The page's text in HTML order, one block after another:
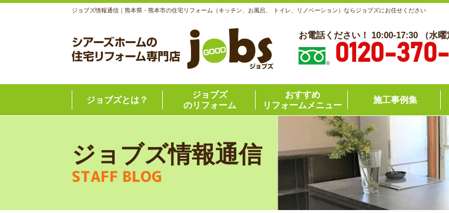
ジョブズ情報通信｜熊本県・熊本市の住宅リフォーム（キッチン、お風呂、 トイレ、リノベーション）ならジョブズにお任せください
お電話ください！ 10:00-17:30 （水曜
0120-
ジョブズとは？
ジョブズ
のリフォーム
おすすめ
リフォームメニュー
施工事例集
ジョブズ情報通信
STAFF BLOG